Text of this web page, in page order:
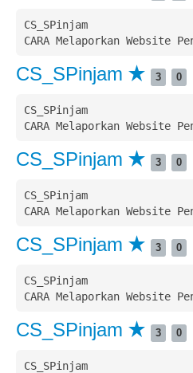
CS_SPinjam
CS_SPinjam 3 0
CS_SPinjam
CS_SPinjam 3 0
CS_SPinjam
CS_SPinjam 3 0
CS_SPinjam
CS_SPinjam 3 0
CS_SPinjam